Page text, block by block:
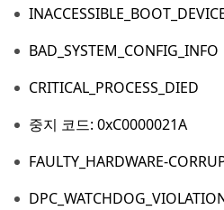
BAD_SYSTEM_CONFIG_INFO
CRITICAL_PROCESS_DIED
중지 코드: 0xC0000021A
FAULTY_HARDWARE-